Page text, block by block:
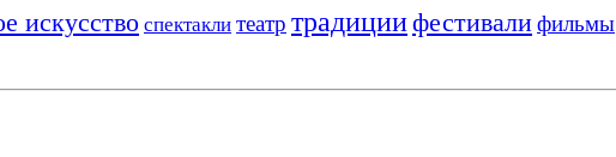
искусство спектакли театр традициифестивалифильмы